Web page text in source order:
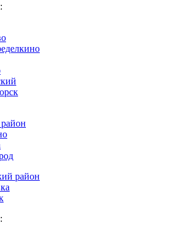
район